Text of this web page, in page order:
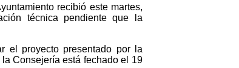
recibió este martes,
técnica pendiente que la
el proyecto presentado por la
Consejería está fechado el 19